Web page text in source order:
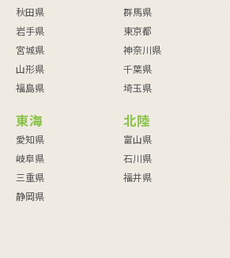
秋田県
岩手県
宮城県
山形県
福島県
群馬県
東京都
神奈川県
千葉県
埼玉県
東海
愛知県
岐阜県
三重県
静岡県
北陸
富山県
石川県
福井県